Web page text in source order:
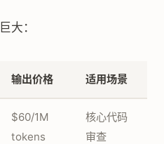
大：
输出价格 适用场景
$60/1M
tokens
核心代码
审查